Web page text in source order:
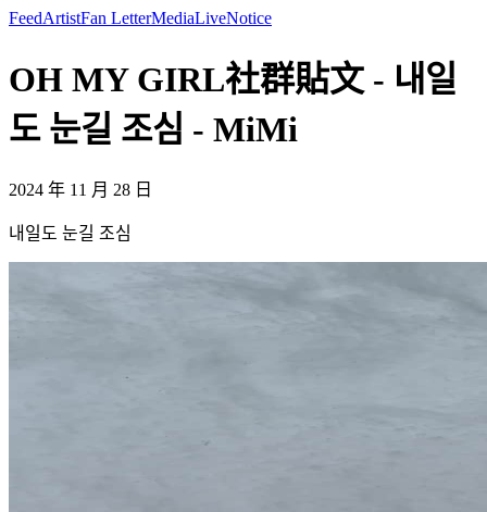
FeedArtistFan LetterMediaLiveNotice
OH MY GIRL社群貼文 - 내일
도 눈길 조심 - MiMi
2024 年 11 月 28 日
내일도 눈길 조심